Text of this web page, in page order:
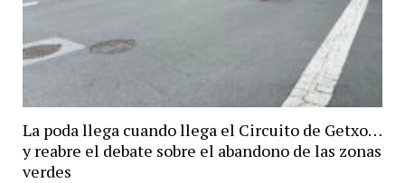
La poda llega cuando llega el Circuito de Getxo…
y reabre el debate sobre el abandono de las zonas
verdes